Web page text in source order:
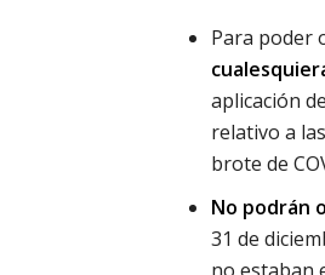
Para poder
aplicación
relativo a
brote de
No podrán
31 de